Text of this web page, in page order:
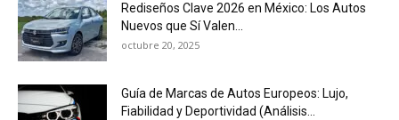
Rediseños Clave 2026 en México: Los Autos
Nuevos que Sí Valen...
octubre 20, 2025
Guía de Marcas de Autos Europeos: Lujo,
Fiabilidad y Deportividad (Análisis...